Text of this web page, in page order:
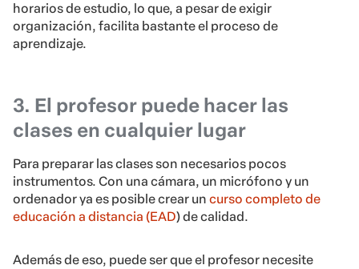
horarios de estudio, lo que, a pesar de exigir
organización, facilita bastante el proceso de
aprendizaje.
3. El profesor puede hacer las
clases en cualquier lugar
Para preparar las clases son necesarios pocos
instrumentos. Con una cámara, un micrófono y un
ordenador ya es posible crear un curso completo de
educación a distancia (EAD) de calidad.
Además de eso, puede ser que el profesor necesite